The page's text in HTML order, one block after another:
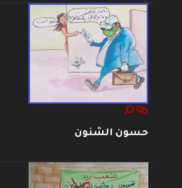
حسون الشنون